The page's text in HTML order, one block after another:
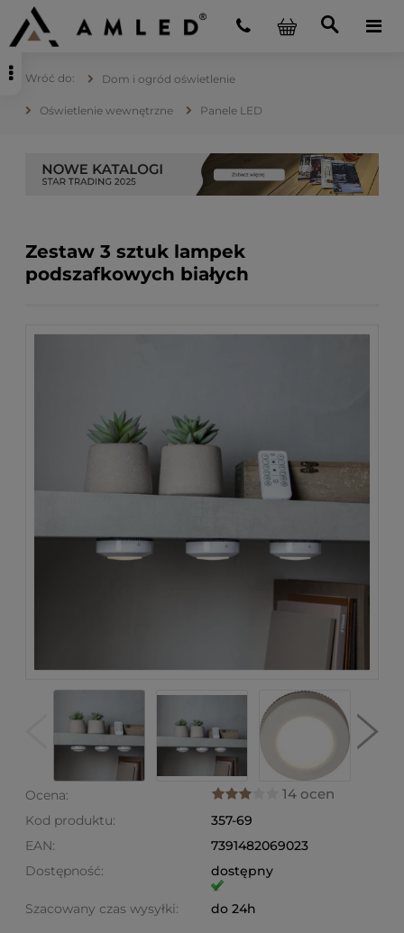
Dom i ogród oświetlenie
Oświetlenie wewnętrzne Panele LED
Zestaw 3 sztuk lampek
podszafkowych białych
Ocena: 14 ocen
Kod produktu:
357-69
EAN:
7391482069023
Dostępność:
dostępny
Szacowany czas wysyłki: do 24h